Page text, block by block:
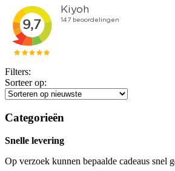
Filters:
Sorteer op:
Categorieën
Snelle levering
Op verzoek kunnen bepaalde cadeaus snel